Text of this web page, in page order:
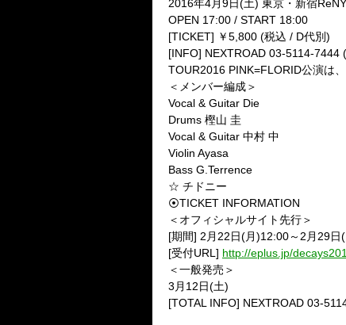
2016年4月9日(土) 東京・新宿ReNY
OPEN 17:00 / START 18:00
[TICKET] ￥5,800 (税込 / D代別)
[INFO] NEXTROAD 03-5114-7444
TOUR2016 PINK=FLORID公演は
＜メンバー編成＞
Vocal & Guitar Die
Drums 樫山 圭
Vocal & Guitar 中村 中
Violin Ayasa
Bass G.Terrence
☆ チドニー
⦿TICKET INFORMATION
＜オフィシャルサイト先行＞
[期間] 2月22日(月)12:00～2月29日
[受付URL] http://eplus.jp/
＜一般発売＞
3月12日(土)
[TOTAL INFO] NEXTROAD 03-